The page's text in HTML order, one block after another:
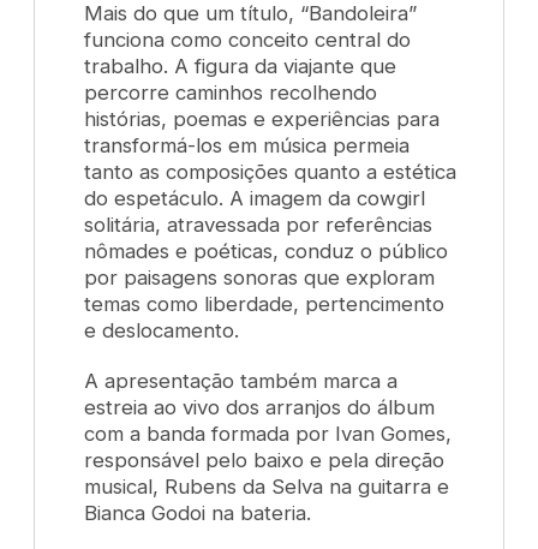
Mais do que um título, “Bandoleira”
funciona como conceito central do
trabalho. A figura da viajante que
percorre caminhos recolhendo
histórias, poemas e experiências para
transformá-los em música permeia
tanto as composições quanto a estética
do espetáculo. A imagem da cowgirl
solitária, atravessada por referências
nômades e poéticas, conduz o público
por paisagens sonoras que exploram
temas como liberdade, pertencimento
e deslocamento.
A apresentação também marca a
estreia ao vivo dos arranjos do álbum
com a banda formada por Ivan Gomes,
responsável pelo baixo e pela direção
musical, Rubens da Selva na guitarra e
Bianca Godoi na bateria.